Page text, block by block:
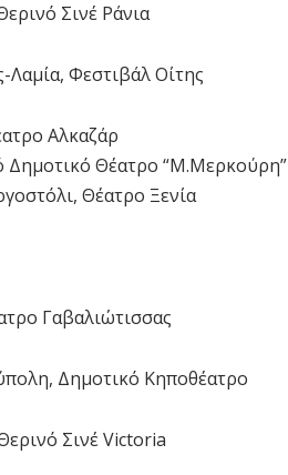
Σινέ Ράνια
Λαμία, Φεστιβάλ Οίτης
Αλκαζάρ
Δημοτικό Θέατρο “Μ.Μερκούρη”
Θέατρο Ξενία
Γαβαλιώτισσας
Δημοτικό Κηποθέατρο
Σινέ Victoria